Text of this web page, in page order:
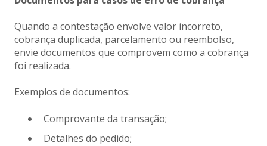
Quando a contestação envolve valor incorreto,
cobrança duplicada, parcelamento ou reembolso,
envie documentos que comprovem como a cobrança
foi realizada.
Exemplos de documentos:
Comprovante da transação;
Detalhes do pedido;